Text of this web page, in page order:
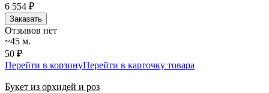
6 554 ₽
Заказать
Отзывов нет
~45 м.
50 ₽
Перейти в корзинуПерейти в карточку товара
Букет из орхидей и роз